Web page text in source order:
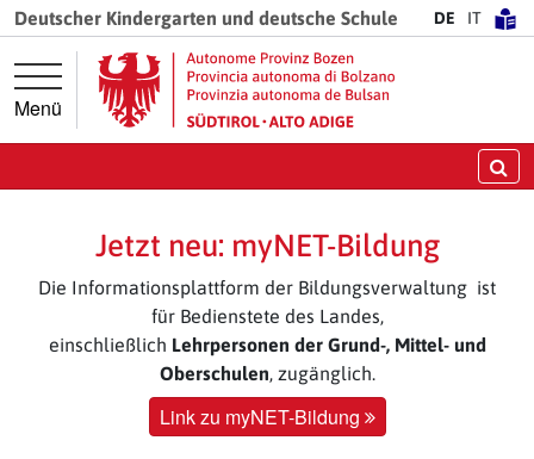
Springe direkt zur Hauptnavigation
Springe direkt zum Inhalt
Deutscher Kindergarten und deutsche Schule DE IT
Menü
Jetzt neu: myNET-Bildung
Die Informationsplattform der Bildungsverwaltung ist
für Bedienstete des Landes,
einschließlich Lehrpersonen der Grund-, Mittel- und
Oberschulen, zugänglich.
Link zu myNET-Bildung